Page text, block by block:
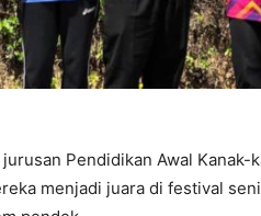
Pendidikan Awal Kanak-
menjadi juara di festival